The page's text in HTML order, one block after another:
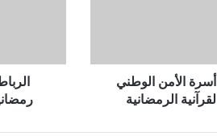
أسرة الأمن الوطني
الرمضانية